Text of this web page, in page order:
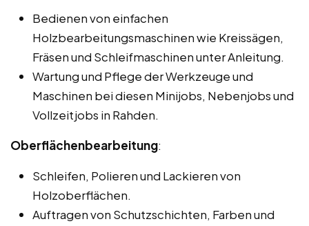
Bedienen von einfachen
Holzbearbeitungsmaschinen wie Kreissägen,
Fräsen und Schleifmaschinen unter Anleitung.
Wartung und Pflege der Werkzeuge und
Maschinen bei diesen Minijobs, Nebenjobs und
Vollzeitjobs in Rahden.
Oberflächenbearbeitung:
Schleifen, Polieren und Lackieren von
Holzoberflächen.
Auftragen von Schutzschichten, Farben und